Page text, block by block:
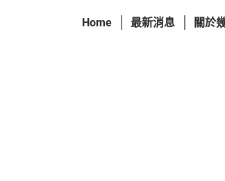
Home 最新消息 關於